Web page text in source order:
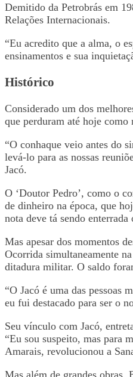
Demitido da Petrobrás em
Relações Internacionais.
“Eu acredito que a alma, o
ensinamentos e sua
Histórico
Considerado um dos
que perduram até hoje como
“O conhaque veio antes do
levá-lo para as nossas
Jacó.
O ‘Doutor Pedro’, como o
de dinheiro na época, que
nota deve tá sendo
Mas apesar dos momentos
Ocorrida simultaneamente
ditadura militar. O saldo
“O Jacó é uma das
eu fui destacado para ser o
Seu vínculo com Jacó,
“Eu sou suspeito, mas para
Amarais, revolucionou a
Mas além de grandes obras,